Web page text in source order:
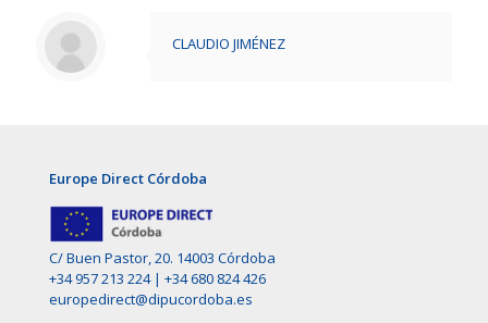
CLAUDIO JIMÉNEZ
Europe Direct Córdoba
C/ Buen Pastor, 20. 14003 Córdoba
+34 957 213 224| +34 680 824 426
europedirect@dipucordoba.es